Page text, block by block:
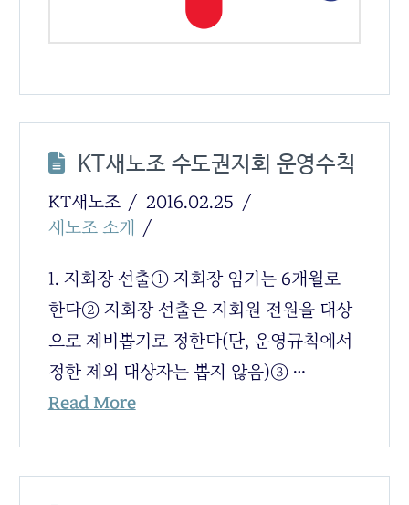
KT새노조 수도권지회 운영수칙
KT새노조
2016.02.25
새노조 소개
1. 지회장 선출① 지회장 임기는 6개월로
한다② 지회장 선출은 지회원 전원을 대상
으로 제비뽑기로 정한다(단, 운영규칙에서
정한 제외 대상자는 뽑지 않음)③ …
Read More